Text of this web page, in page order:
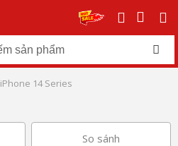
iPhone 14 Series
So sánh